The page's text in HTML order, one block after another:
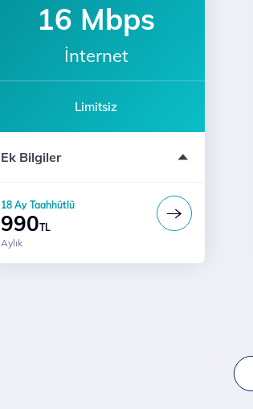
16 Mbps
İnternet
Limitsiz
Ek Bilgiler
Katılım için 444 5 444'ü arayın
18 Ay Taahhütlü
990TL
Aylık